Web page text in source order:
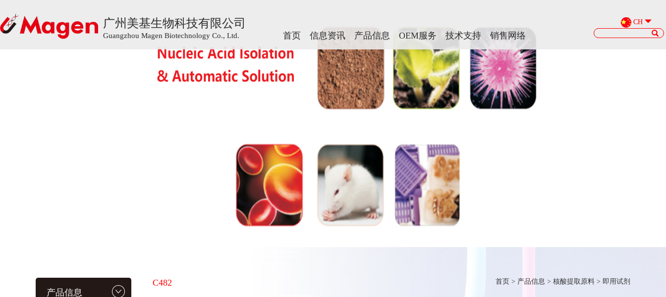
广州美基生物科技有限公司
Guangzhou Magen Biotechnology Co., Ltd.
CH
首页 信息资讯 产品信息 OEM服务 技术支持 销售网络
广州美基生物科技有限公司
Guangzhou Magen Biotechnology Co., Ltd.
CH
首页 信息资讯 产品信息 OEM服务 技术支持 销售网络
产品信息
C482 首页 > 产品信息 > 核酸提取原料 > 即用试剂